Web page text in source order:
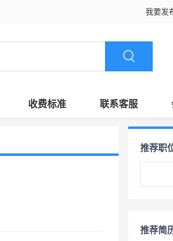
我要发
收费标准 联系客服
推荐职
推荐简